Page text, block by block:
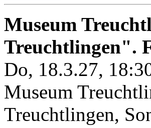
Museum
Treuchtlingen".
Do, 18.3.27,
Museum
Treuchtlingen,